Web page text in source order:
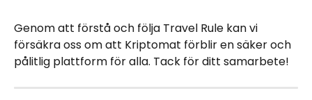
Genom att förstå och följa Travel Rule kan vi
försäkra oss om att Kriptomat förblir en säker och
pålitlig plattform för alla. Tack för ditt samarbete!